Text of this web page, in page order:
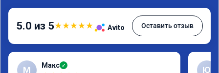
5.0 из 5★★★★★ Avito Оставить отзыв
М Макс ✓ Ю